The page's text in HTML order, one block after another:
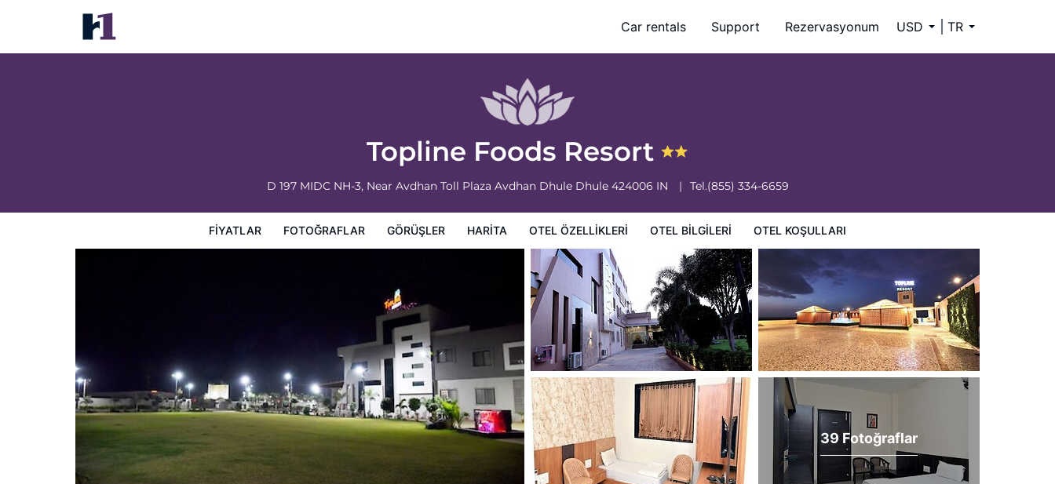
Car rentals Support Rezervasyonum USD TR
Topline Foods Resort
D 197 MIDC NH-3, Near Avdhan Toll Plaza Avdhan Dhule Dhule 424006 IN Tel.(855) 334-6659
FIYATLAR FOTOĞRAFLAR GÖRÜŞLER HARITA OTEL ÖZELLIKLERI OTEL BILGILERI OTEL KOŞULLARI
Topline Foods Resort
Fiyatlar
39 Fotoğraflar